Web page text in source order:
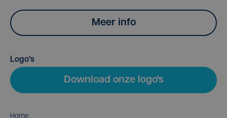
Meer info
Logo's
Download onze logo's
Home